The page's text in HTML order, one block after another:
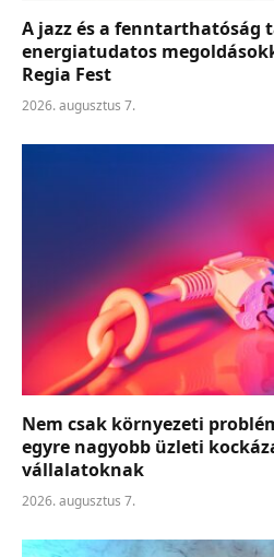
A jazz és a fenntarthatóság
energiatudatos
Regia Fest
2026. augusztus 7.
Nem csak környezeti
egyre nagyobb üzleti
vállalatoknak
2026. augusztus 7.